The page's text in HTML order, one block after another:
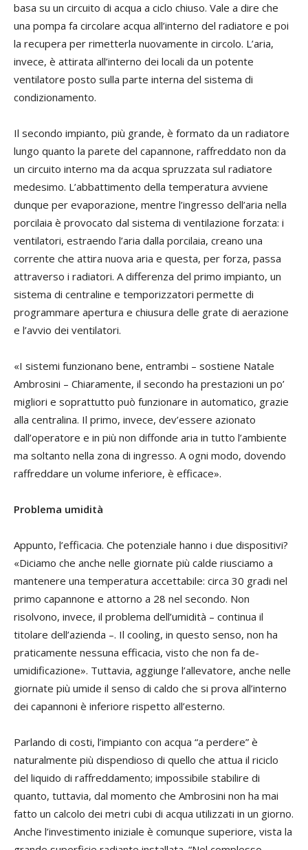
basa su un circuito di acqua a ciclo chiuso. Vale a dire che
una pompa fa circolare acqua all’interno del radiatore e poi
la recupera per rimetterla nuovamente in circolo. L’aria,
invece, è attirata all’interno dei locali da un potente
ventilatore posto sulla parte interna del sistema di
condizionamento.
Il secondo impianto, più grande, è formato da un radiatore
lungo quanto la parete del capannone, raffreddato non da
un circuito interno ma da acqua spruzzata sul radiatore
medesimo. L’abbattimento della temperatura avviene
dunque per evaporazione, mentre l’ingresso dell’aria nella
porcilaia è provocato dal sistema di ventilazione forzata: i
ventilatori, estraendo l’aria dalla porcilaia, creano una
corrente che attira nuova aria e questa, per forza, passa
attraverso i radiatori. A differenza del primo impianto, un
sistema di centraline e temporizzatori permette di
programmare apertura e chiusura delle grate di aerazione
e l’avvio dei ventilatori.
«I sistemi funzionano bene, entrambi – sostiene Natale
Ambrosini – Chiaramente, il secondo ha prestazioni un po’
migliori e soprattutto può funzionare in automatico, grazie
alla centralina. Il primo, invece, dev’essere azionato
dall’operatore e in più non diffonde aria in tutto l’ambiente
ma soltanto nella zona di ingresso. A ogni modo, dovendo
raffreddare un volume inferiore, è efficace».
Problema umidità
Appunto, l’efficacia. Che potenziale hanno i due dispositivi?
«Diciamo che anche nelle giornate più calde riusciamo a
mantenere una temperatura accettabile: circa 30 gradi nel
primo capannone e attorno a 28 nel secondo. Non
risolvono, invece, il problema dell’umidità – continua il
titolare dell’azienda –. Il cooling, in questo senso, non ha
praticamente nessuna efficacia, visto che non fa de-
umidificazione». Tuttavia, aggiunge l’allevatore, anche nelle
giornate più umide il senso di caldo che si prova all’interno
dei capannoni è inferiore rispetto all’esterno.
Parlando di costi, l’impianto con acqua “a perdere” è
naturalmente più dispendioso di quello che attua il riciclo
del liquido di raffreddamento; impossibile stabilire di
quanto, tuttavia, dal momento che Ambrosini non ha mai
fatto un calcolo dei metri cubi di acqua utilizzati in un giorno.
Anche l’investimento iniziale è comunque superiore, vista la